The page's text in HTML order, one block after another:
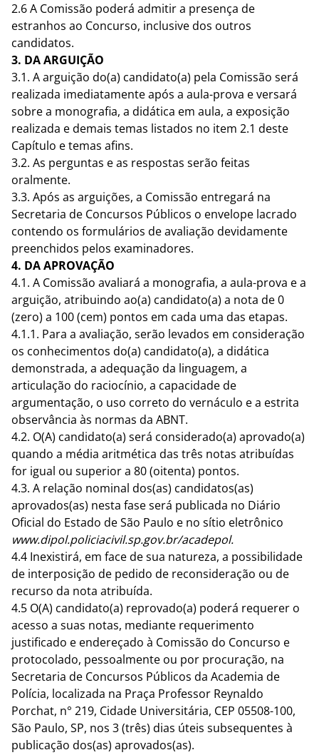
2.6 A Comissão poderá admitir a presença de
estranhos ao Concurso, inclusive dos outros
candidatos.
3. DA ARGUIÇÃO
3.1. A arguição do(a) candidato(a) pela Comissão será
realizada imediatamente após a aula-prova e versará
sobre a monografia, a didática em aula, a exposição
realizada e demais temas listados no item 2.1 deste
Capítulo e temas afins.
3.2. As perguntas e as respostas serão feitas
oralmente.
3.3. Após as arguições, a Comissão entregará na
Secretaria de Concursos Públicos o envelope lacrado
contendo os formulários de avaliação devidamente
preenchidos pelos examinadores.
4. DA APROVAÇÃO
4.1. A Comissão avaliará a monografia, a aula-prova e a
arguição, atribuindo ao(a) candidato(a) a nota de 0
(zero) a 100 (cem) pontos em cada uma das etapas.
4.1.1. Para a avaliação, serão levados em consideração
os conhecimentos do(a) candidato(a), a didática
demonstrada, a adequação da linguagem, a
articulação do raciocínio, a capacidade de
argumentação, o uso correto do vernáculo e a estrita
observância às normas da ABNT.
4.2. O(A) candidato(a) será considerado(a) aprovado(a)
quando a média aritmética das três notas atribuídas
for igual ou superior a 80 (oitenta) pontos.
4.3. A relação nominal dos(as) candidatos(as)
aprovados(as) nesta fase será publicada no Diário
Oficial do Estado de São Paulo e no sítio eletrônico
www.dipol.policiacivil.sp.gov.br/acadepol.
4.4 Inexistirá, em face de sua natureza, a possibilidade
de interposição de pedido de reconsideração ou de
recurso da nota atribuída.
4.5 O(A) candidato(a) reprovado(a) poderá requerer o
acesso a suas notas, mediante requerimento
justificado e endereçado à Comissão do Concurso e
protocolado, pessoalmente ou por procuração, na
Secretaria de Concursos Públicos da Academia de
Polícia, localizada na Praça Professor Reynaldo
Porchat, n° 219, Cidade Universitária, CEP 05508-100,
São Paulo, SP, nos 3 (três) dias úteis subsequentes à
publicação dos(as) aprovados(as).